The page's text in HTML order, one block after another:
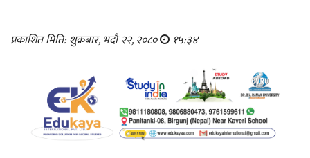
प्रकाशित मिति: शुक्रबार, भदौ २२, २०८० १५:३४